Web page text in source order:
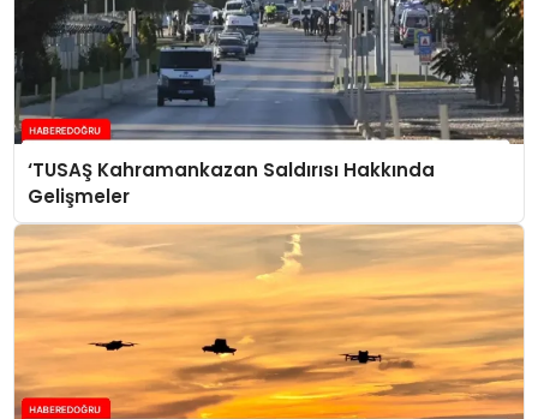
‘TUSAŞ Kahramankazan Saldırısı Hakkında
Gelişmeler